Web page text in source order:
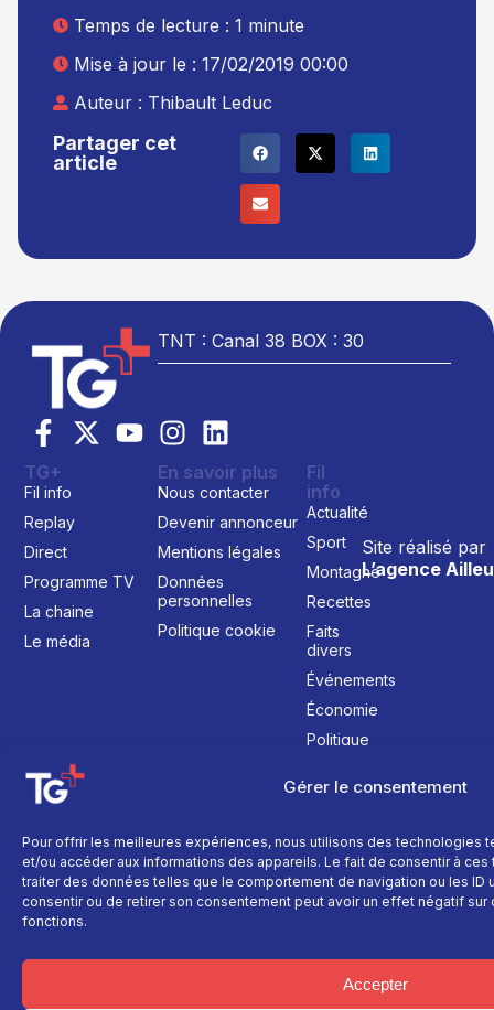
Gérer le consentement
Pour offrir les meilleures expériences, nous utilisons des technologies
et/ou accéder aux informations des appareils. Le fait de consentir à
traiter des données telles que le comportement de navigation ou les ID
consentir ou de retirer son consentement peut avoir un effet négatif
fonctions.
Accepter
Partager cet
article
Temps de lecture : 1 minute
Mise à jour le : 17/02/2019 00:00
Auteur : Thibault Leduc
TNT : Canal 38 BOX : 30
Site réalisé par
L’agence
TG+
Fil info
Replay
Direct
Programme TV
La chaine
Le média
En savoir plus
Nous contacter
Devenir annonceur
Mentions légales
Données
personnelles
Politique cookie
Fil
info
Actualité
Sport
Montagne
Recettes
Faits
divers
Événements
Économie
Politique